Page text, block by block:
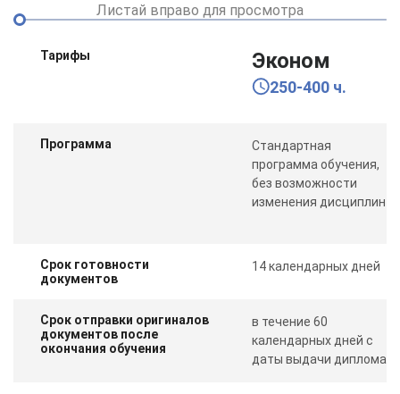
Листай вправо для просмотра
Тарифы Эконом
250-400 ч.
Программа
Стандартная
программа обучения,
без возможности
изменения дисциплин
Срок готовности
документов
14 календарных дней
Срок отправки оригиналов
документов после
окончания обучения
в течение 60
календарных дней с
даты выдачи диплома